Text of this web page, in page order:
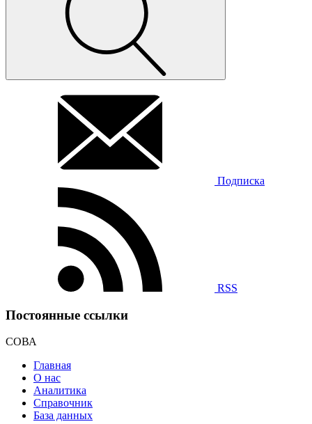
Подписка
RSS
Постоянные ссылки
СОВА
Главная
О нас
Аналитика
Справочник
База данных